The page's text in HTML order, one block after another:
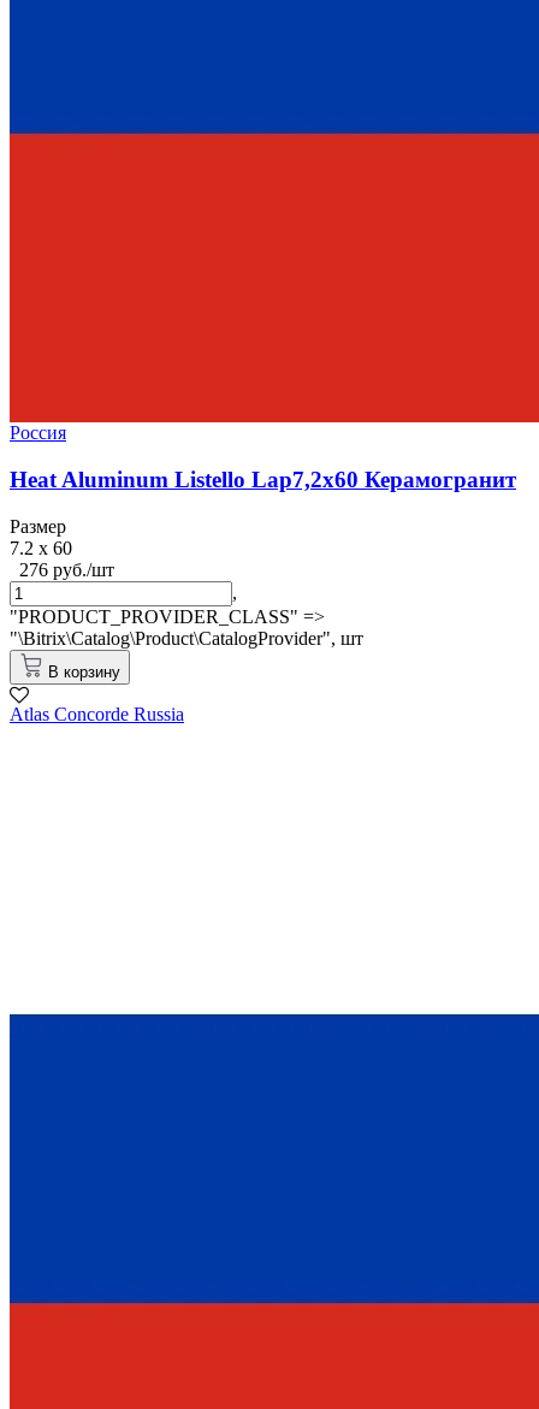
Россия
Heat Aluminum Listello Lap7,2x60 Керамогранит
Размер
7.2 x 60
276 руб./шт
,
"PRODUCT_PROVIDER_CLASS" =>
"\Bitrix\Catalog\Product\CatalogProvider", шт
В корзину
Atlas Concorde Russia